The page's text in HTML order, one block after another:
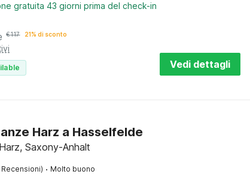
gratuita 43 giorni prima del check-in
€117 21% di sconto
Vedi dettagli
Harz a Hasselfelde
Saxony-Anhalt
Recensioni) · Molto buono